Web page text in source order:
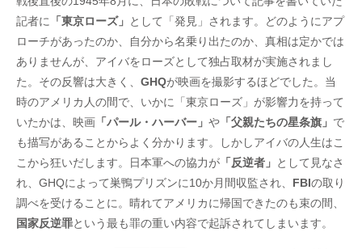
記者に
「東京ローズ」 として「発見」されます。どのようにアプ
ローチがあったのか、自分から名乗り出たのか、真相は定かでは
ありませんが、アイバをローズとして独占取材が実施されまし
た。その反響は大きく、 GHQが映画を撮影するほどでした。当
時のアメリカ人の間で、いかに「東京ローズ」が影響力を持って
いたかは、映画 「パール・ハーバー」 や 「父親たちの星条旗」 で
も描写があることからよく分かります。しかしアイバの人生はこ
こから狂いだします。日本軍への協力が 「反逆者」 として見なさ
れ、GHQによって巣鴨プリズンに10か月間収監され、 FBIの取り
調べを受けることに。晴れてアメリカに帰国できたのも束の間、
国家反逆罪という最も罪の重い内容で起訴されてしまいます。